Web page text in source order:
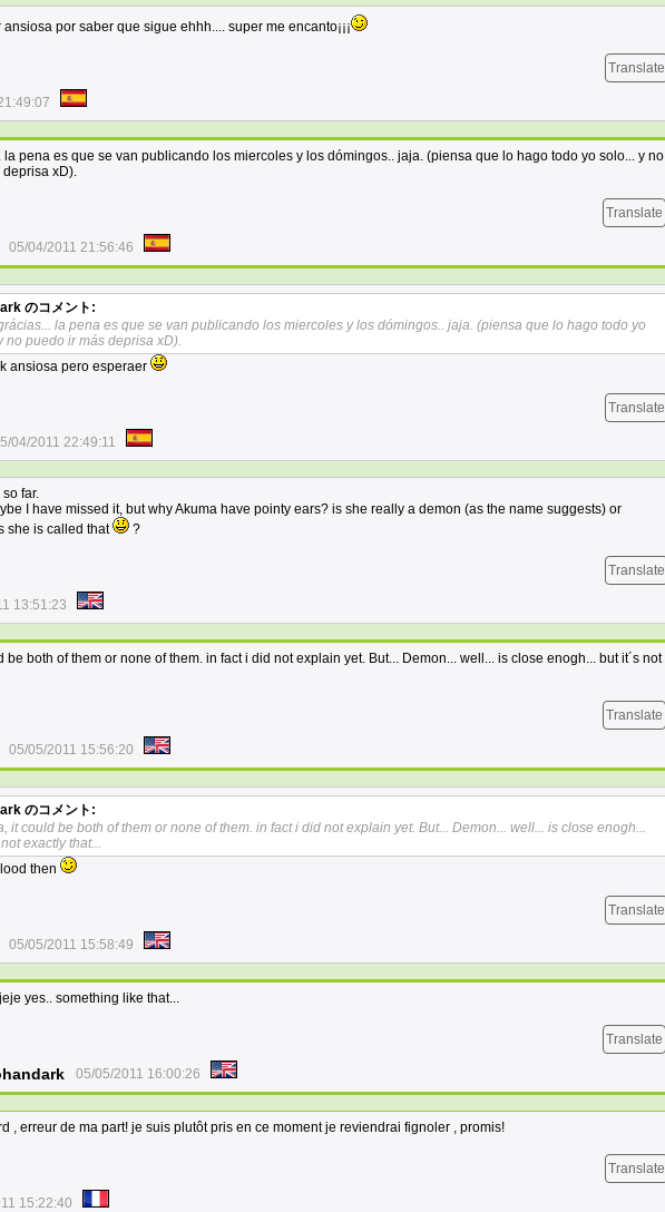
por saber que sigue ehhh.... super me encanto¡¡¡
Translate
la pena es que se van publicando los miercoles y los dómingos.. jaja. (piensa que lo hago todo yo solo... y no
xD).
Translate
05/04/2011 21:56:46
のコメント:
la pena es que se van publicando los miercoles y los dómingos.. jaja. (piensa que lo hago todo yo
no puedo ir más deprisa xD).
ansiosa pero esperaer
Translate
04/2011 22:49:11
far.
I have missed it, but why Akuma have pointy ears? is she really a demon (as the name suggests) or
she is called that
?
Translate
13:51:23
be both of them or none of them. in fact i did not explain yet. But... Demon... well... is close enogh... but it´s not
Translate
05/05/2011 15:56:20
のコメント:
it could be both of them or none of them. in fact i did not explain yet. But... Demon... well... is close enogh...
exactly that...
then
Translate
05/05/2011 15:58:49
yes.. something like that...
Translate
05/05/2011 16:00:26
, erreur de ma part! je suis plutôt pris en ce moment je reviendrai fignoler , promis!
Translate
15:22:40